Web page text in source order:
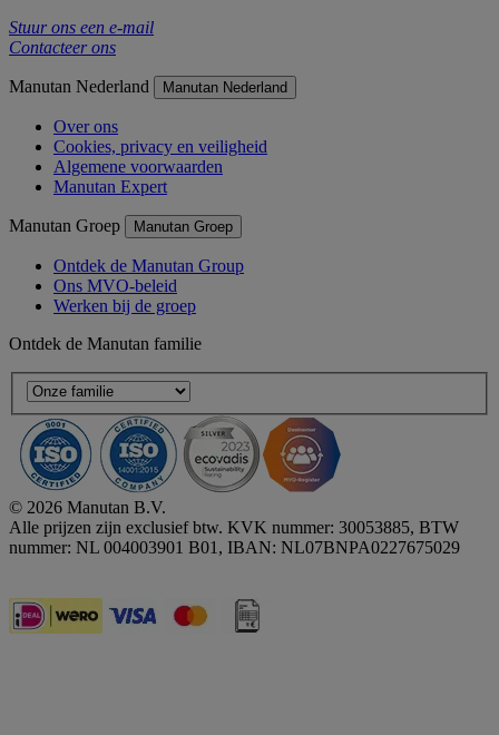
Stuur ons een e-mail
Contacteer ons
Manutan Nederland Manutan Nederland
Over ons
Cookies, privacy en veiligheid
Algemene voorwaarden
Manutan Expert
Manutan Groep Manutan Groep
Ontdek de Manutan Group
Ons MVO-beleid
Werken bij de groep
Ontdek de Manutan familie
© 2026 Manutan B.V.
Alle prijzen zijn exclusief btw. KVK nummer: 30053885, BTW
nummer: NL 004003901 B01, IBAN: NL07BNPA0227675029